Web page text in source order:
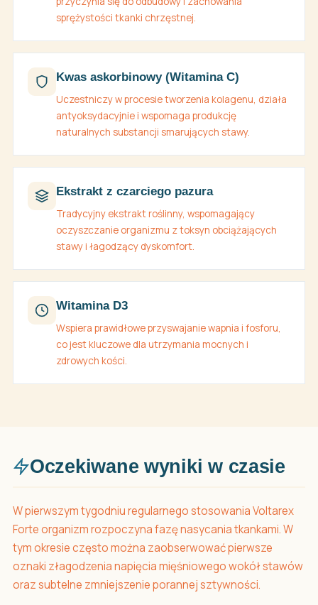
sprężystości tkanki chrzęstnej.
Kwas askorbinowy (Witamina C)
Uczestniczy w procesie tworzenia kolagenu, działa
antyoksydacyjnie i wspomaga produkcję
naturalnych substancji smarujących stawy.
Ekstrakt z czarciego pazura
Tradycyjny ekstrakt roślinny, wspomagający
oczyszczanie organizmu z toksyn obciążających
stawy i łagodzący dyskomfort.
Witamina D3
Wspiera prawidłowe przyswajanie wapnia i fosforu,
co jest kluczowe dla utrzymania mocnych i
zdrowych kości.
Oczekiwane wyniki w czasie
W pierwszym tygodniu regularnego stosowania Voltarex
Forte organizm rozpoczyna fazę nasycania tkankami. W
tym okresie często można zaobserwować pierwsze
oznaki złagodzenia napięcia mięśniowego wokół stawów
oraz subtelne zmniejszenie porannej sztywności.